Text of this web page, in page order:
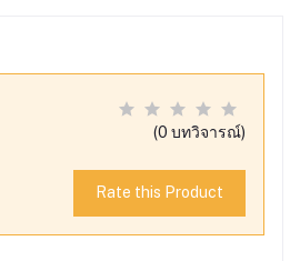
(0 บทวิจารณ์)
Rate this Product